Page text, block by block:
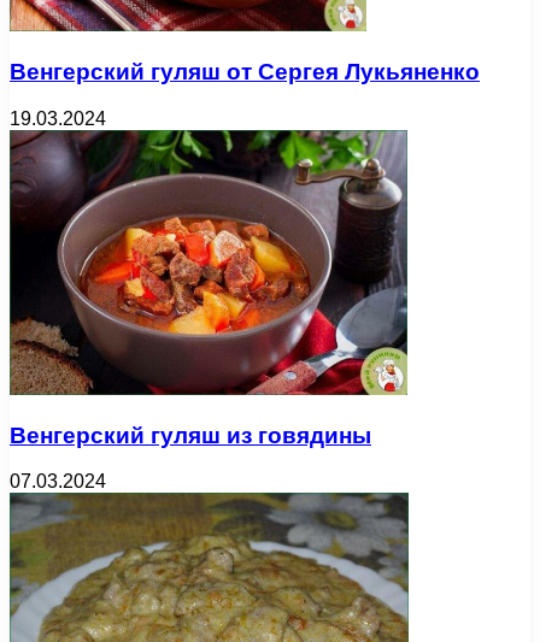
Венгерский гуляш от Сергея Лукьяненко
19.03.2024
Венгерский гуляш из говядины
07.03.2024